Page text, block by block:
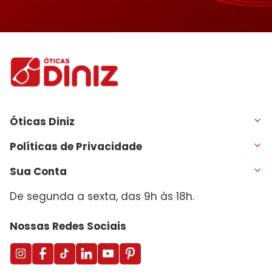
Óticas Diniz
Políticas de Privacidade
Sua Conta
De segunda a sexta, das 9h às 18h.
Nossas Redes Sociais